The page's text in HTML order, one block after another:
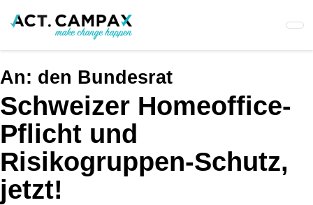
An: den Bundesrat
Schweizer Homeoffice-
Pflicht und
Risikogruppen-Schutz,
jetzt!